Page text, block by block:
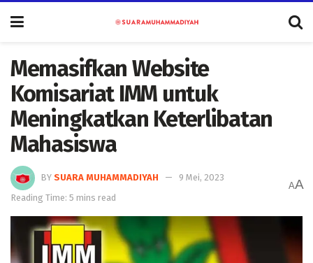
Memasifkan Website
Komisariat IMM untuk
Meningkatkan Keterlibatan
Mahasiswa
BY SUARA MUHAMMADIYAH
9 Mei, 2023
Reading Time: 5 mins read
AA